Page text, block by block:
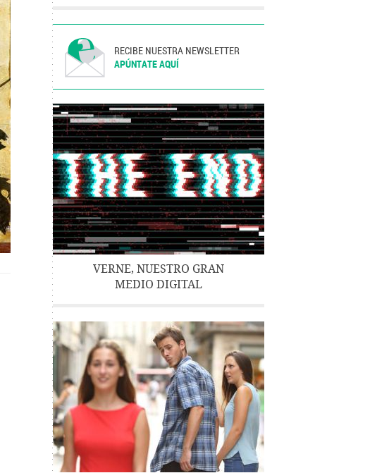
RECIBE NUESTRA NEWSLETTER
APÚNTATE AQUÍ
VERNE, NUESTRO GRAN
MEDIO DIGITAL